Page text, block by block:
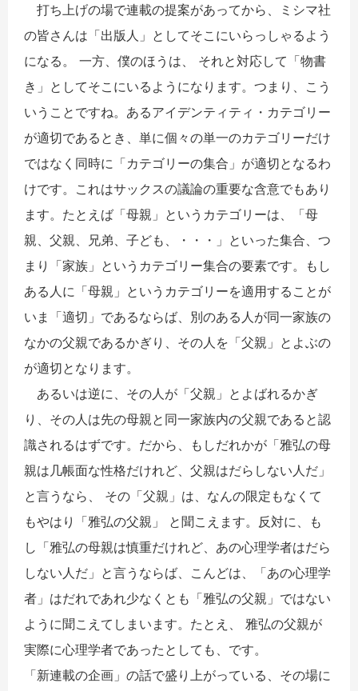
打ち上げの場で連載の提案があってから、ミシマ社
の皆さんは「出版人」としてそこにいらっしゃるよう
になる。 一方、僕のほうは、 それと対応して「物書
き」としてそこにいるようになります。つまり、こう
いうことですね。あるアイデンティティ・カテゴリー
が適切であるとき、単に個々の単一のカテゴリーだけ
ではなく同時に「カテゴリーの集合」が適切となるわ
けです。これはサックスの議論の重要な含意でもあり
ます。たとえば「母親」というカテゴリーは、「母
親、父親、兄弟、子ども、・・・」といった集合、つ
まり「家族」というカテゴリー集合の要素です。もし
ある人に「母親」というカテゴリーを適用することが
いま「適切」であるならば、別のある人が同一家族の
なかの父親であるかぎり、その人を「父親」とよぶの
が適切となります。
あるいは逆に、その人が「父親」とよばれるかぎ
り、その人は先の母親と同一家族内の父親であると認
識されるはずです。だから、もしだれかが「雅弘の母
親は几帳面な性格だけれど、父親はだらしない人だ」
と言うなら、 その「父親」は、なんの限定もなくて
もやはり「雅弘の父親」 と聞こえます。反対に、も
し「雅弘の母親は慎重だけれど、あの心理学者はだら
しない人だ」と言うならば、こんどは、「あの心理学
者」はだれであれ少なくとも「雅弘の父親」ではない
ように聞こえてしまいます。たとえ、 雅弘の父親が
実際に心理学者であったとしても、です。
「新連載の企画」の話で盛り上がっている、その場に